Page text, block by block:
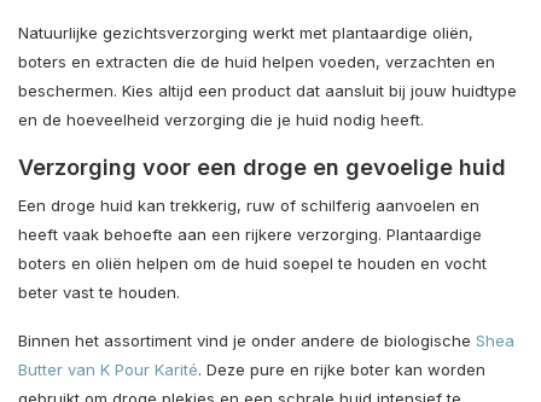
Natuurlijke gezichtsverzorging werkt met plantaardige oliën,
boters en extracten die de huid helpen voeden, verzachten en
beschermen. Kies altijd een product dat aansluit bij jouw huidtype
en de hoeveelheid verzorging die je huid nodig heeft.
Verzorging voor een droge en gevoelige huid
Een droge huid kan trekkerig, ruw of schilferig aanvoelen en
heeft vaak behoefte aan een rijkere verzorging. Plantaardige
boters en oliën helpen om de huid soepel te houden en vocht
beter vast te houden.
Binnen het assortiment vind je onder andere de biologische Shea
Butter van K Pour Karité. Deze pure en rijke boter kan worden
gebruikt om droge plekjes en een schrale huid intensief te